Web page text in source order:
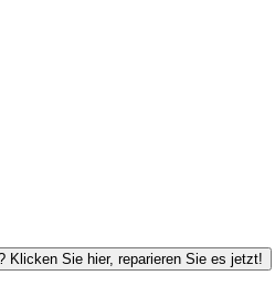
Klicken Sie hier, reparieren Sie es jetzt!